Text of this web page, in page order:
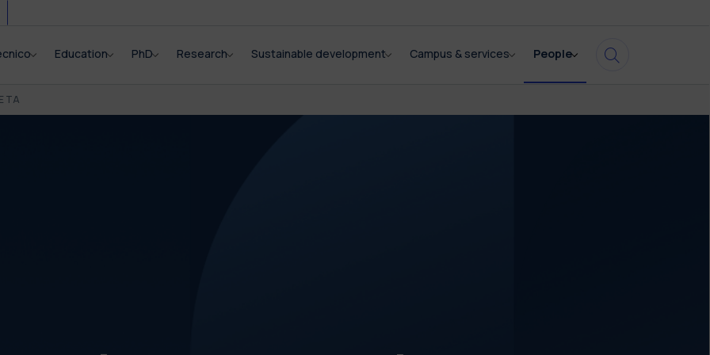
Education PhD Research Sustainable development Campus & services People
TA